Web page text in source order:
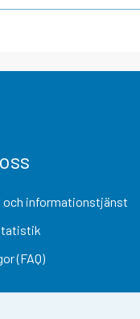
och informationstjänst
(FAQ)